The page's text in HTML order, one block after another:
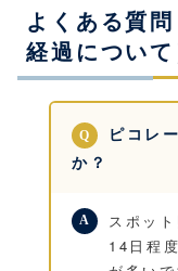
よくある質
経過について
ピコレ
か？
スポッ
14日程